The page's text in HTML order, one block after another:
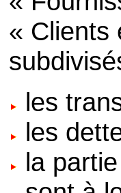
« Clients
les
les
la